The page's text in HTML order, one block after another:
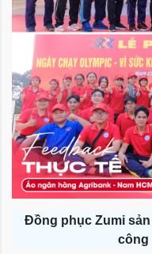
Đồng phục Zumi
công